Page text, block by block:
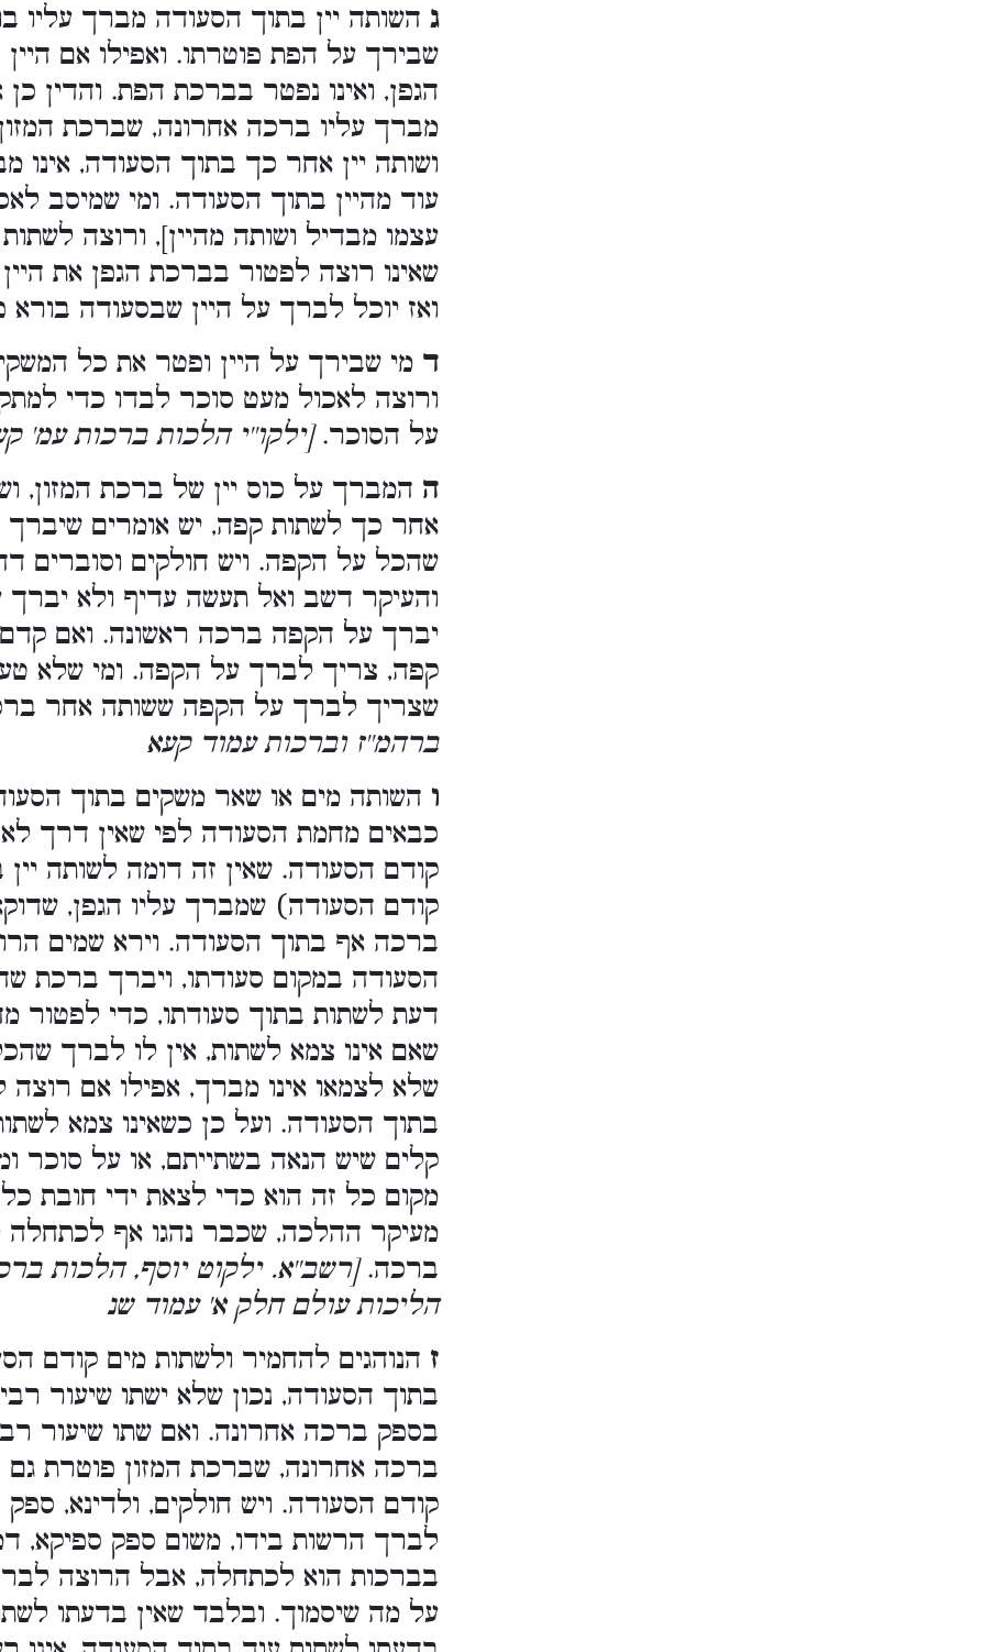
ג השותה יין בתוך הסעודה מברך עליו
שבירך על הפת פוטרתו. ואפילו אם
הגפן, ואינו נפטר בברכת הפת. והדין
מברך עליו ברכה אחרונה, שברכת
ושותה יין אחר כך בתוך הסעודה,
עוד מהיין בתוך הסעודה. ומי שמיסב
עצמו מבדיל ושותה מהיין], ורוצה
שאינו רוצה לפטור בברכת הגפן את
ואז יוכל לברך על היין שבסעודה בורא
ד מי שבירך על היין ופטר את כל
ורוצה לאכול מעט סוכר לבדו כדי
על הסוכר.[ילקו''י הלכות ברכות עמ'
ה המברך על כוס יין של ברכת המזון,
אחר כך לשתות קפה, יש אומרים
שהכל על הקפה. ויש חולקים וסוברים
והעיקר דשב ואל תעשה עדיף ולא יברך
יברך על הקפה ברכה ראשונה. ואם
קפה, צריך לברך על הקפה. ומי שלא
שצריך לברך על הקפה ששותה אחר
ברהמ''ז וברכות עמוד קעא
ו השותה מים או שאר משקים בתוך
כבאים מחמת הסעודה לפי שאין דרך
קודם הסעודה. שאין זה דומה לשותה
קודם הסעודה) שמברך עליו הגפן,
ברכה אף בתוך הסעודה. וירא שמים
הסעודה במקום סעודתו, ויברך ברכת
דעת לשתות בתוך סעודתו, כדי לפטור
שאם אינו צמא לשתות, אין לו לברך
שלא לצמאו אינו מברך, אפילו אם
בתוך הסעודה. ועל כן כשאינו צמא
קלים שיש הנאה בשתייתם, או על סוכר
מקום כל זה הוא כדי לצאת ידי חובת
מעיקר ההלכה, שכבר נהגו אף
ברכה.[רשב''א. ילקוט יוסף, הלכות
הליכות עולם חלק א' עמוד שנ
ז הנוהגים להחמיר ולשתות מים קודם
בתוך הסעודה, נכון שלא ישתו שיעור
בספק ברכה אחרונה. ואם שתו שיעור
ברכה אחרונה, שברכת המזון פוטרת
קודם הסעודה. ויש חולקים, ולדינא,
לברך הרשות בידו, משום ספק ספיקא,
בברכות הוא לכתחלה, אבל הרוצה
על מה שיסמוך. ובלבד שאין בדעתו